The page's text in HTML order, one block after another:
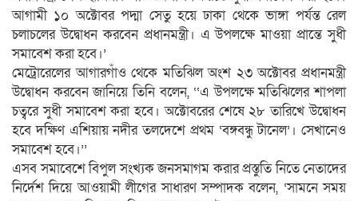
আগামী ১০ অক্টোবর পদ্মা সেতু হয়ে ঢাকা থেকে ভাঙ্গা পর্যন্ত রেল
চলাচলের উদ্বোধন করবেন প্রধানমন্ত্রী। এ উপলক্ষে মাওয়া প্রান্তে সুধী
সমাবেশ করা হবে।’
মেট্রোরেলের আগারগাঁও থেকে মতিঝিল অংশ ২৩ অক্টোবর প্রধানমন্ত্রী
উদ্বোধন করবেন জানিয়ে তিনি বলেন, ‘‘এ উপলক্ষে মতিঝিলের শাপলা
চত্বরে সুধী সমাবেশ করা হবে। অক্টোবরের শেষে ২৮ তারিখে উদ্বোধন
হবে দক্ষিণ এশিয়ায় নদীর তলদেশে প্রথম ‘বঙ্গবন্ধু টানেল’। সেখানেও
সমাবেশ হবে।’’
এসব সমাবেশে বিপুল সংখ্যক জনসমাগম করার প্রস্তুতি নিতে নেতাদের
নির্দেশ দিয়ে আওয়ামী লীগের সাধারণ সম্পাদক বলেন, ‘সামনে সময়